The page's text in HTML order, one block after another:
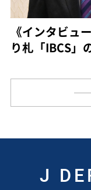
《インタビュ
り札「IBCS」
J